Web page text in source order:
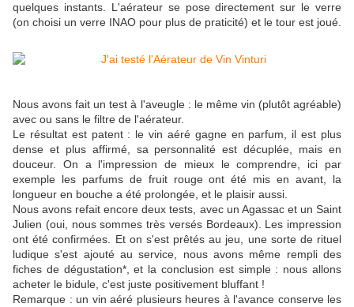
quelques instants. L'aérateur se pose directement sur le verre
(on choisi un verre INAO pour plus de praticité) et le tour est joué.
Nous avons fait un test à l'aveugle : le même vin (plutôt agréable)
avec ou sans le filtre de l'aérateur.
Le résultat est patent : le vin aéré gagne en parfum, il est plus
dense et plus affirmé, sa personnalité est décuplée, mais en
douceur. On a l'impression de mieux le comprendre, ici par
exemple les parfums de fruit rouge ont été mis en avant, la
longueur en bouche a été prolongée, et le plaisir aussi.
Nous avons refait encore deux tests, avec un Agassac et un Saint
Julien (oui, nous sommes très versés Bordeaux). Les impression
ont été confirmées. Et on s'est prêtés au jeu, une sorte de rituel
ludique s'est ajouté au service, nous avons même rempli des
fiches de dégustation*, et la conclusion est simple : nous allons
acheter le bidule, c'est juste positivement bluffant !
Remarque : un vin aéré plusieurs heures à l'avance conserve les